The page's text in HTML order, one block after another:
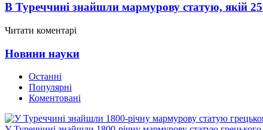
В Туреччині знайшли мармурову статую, якій
Читати коментарі
Новини науки
Останні
Популярні
Коментовані